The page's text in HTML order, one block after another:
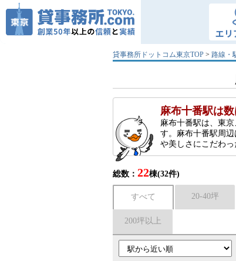
エリ
貸事務所ドットコム東京TOP > 路線・
麻布十番駅は
麻布十番駅は、東
す。麻布十番駅周
や美しさにこだわっ
総数： 22棟(32件)
すべて 20-40坪
200坪以上